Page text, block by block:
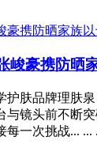
峻豪携防晒
护肤品牌理肤
与镜头前不断
一次挑战... ...